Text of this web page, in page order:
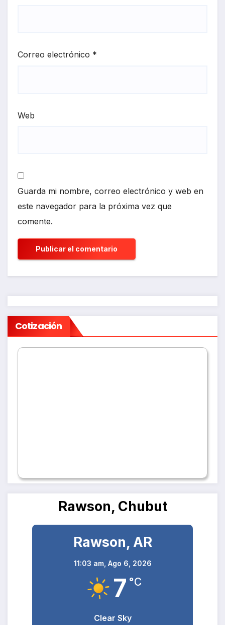
Correo electrónico *
Web
Guarda mi nombre, correo electrónico y web en
este navegador para la próxima vez que
comente.
Cotización
Rawson, Chubut
Rawson, AR
11:03 am, Ago 6, 2026
7 °C
Clear Sky